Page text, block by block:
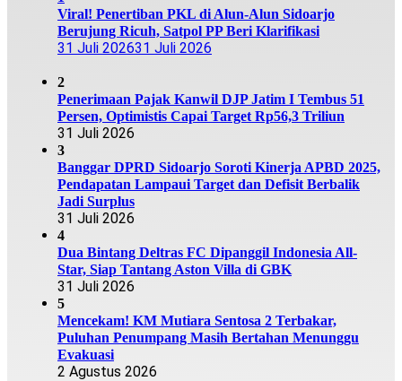
Viral! Penertiban PKL di Alun-Alun Sidoarjo
Berujung Ricuh, Satpol PP Beri Klarifikasi
31 Juli 202631 Juli 2026
2
Penerimaan Pajak Kanwil DJP Jatim I Tembus 51
Persen, Optimistis Capai Target Rp56,3 Triliun
31 Juli 2026
3
Banggar DPRD Sidoarjo Soroti Kinerja APBD 2025,
Pendapatan Lampaui Target dan Defisit Berbalik
Jadi Surplus
31 Juli 2026
4
Dua Bintang Deltras FC Dipanggil Indonesia All-
Star, Siap Tantang Aston Villa di GBK
31 Juli 2026
5
Mencekam! KM Mutiara Sentosa 2 Terbakar,
Puluhan Penumpang Masih Bertahan Menunggu
Evakuasi
2 Agustus 2026